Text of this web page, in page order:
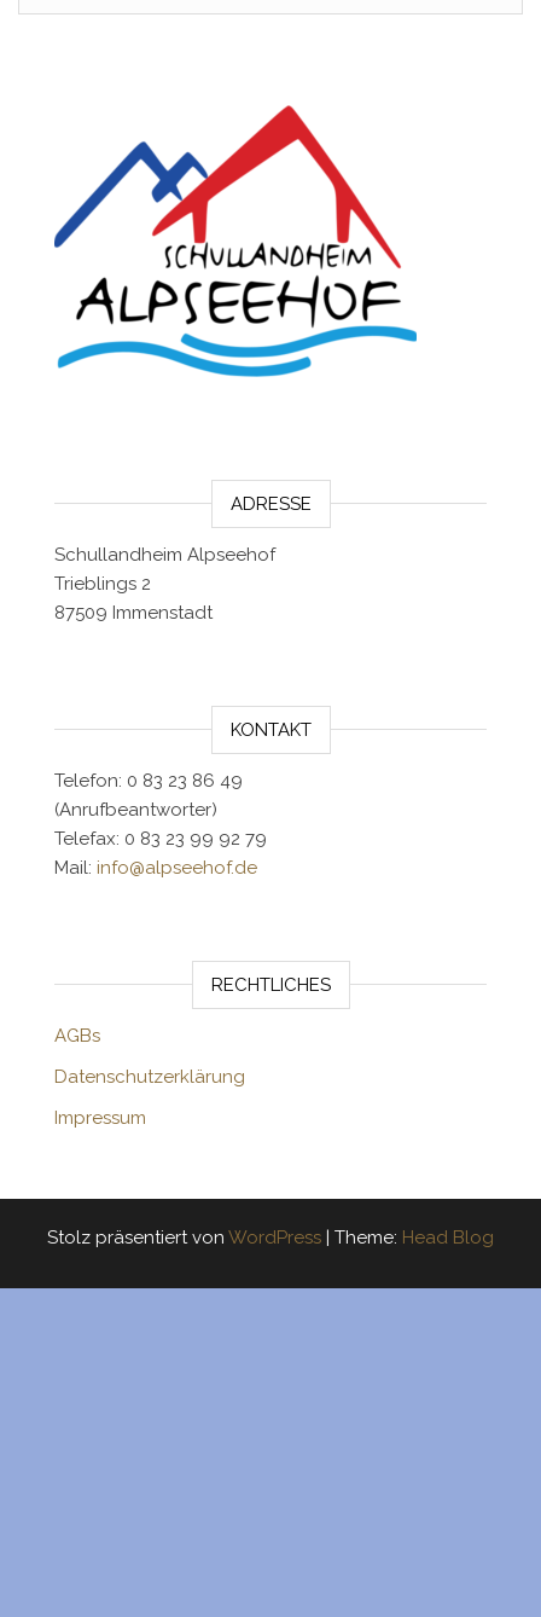
ADRESSE
Schullandheim Alpseehof
Trieblings 2
87509 Immenstadt
KONTAKT
Telefon: 0 83 23 86 49
(Anrufbeantworter)
Telefax: 0 83 23 99 92 79
Mail: info@alpseehof.de
RECHTLICHES
AGBs
Datenschutzerklärung
Impressum
Stolz präsentiert von WordPress | Theme: Head Blog